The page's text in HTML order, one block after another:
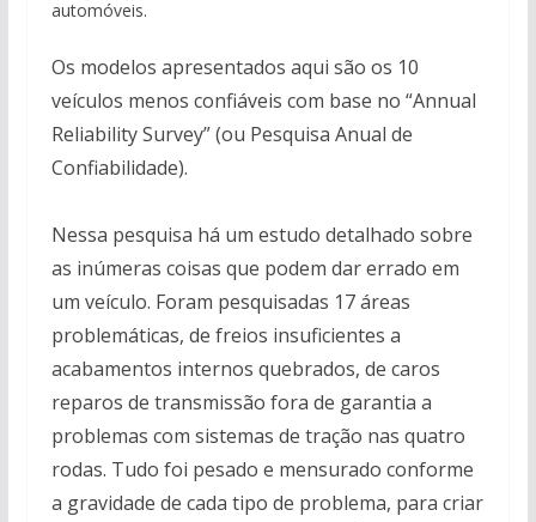
automóveis.
Os modelos apresentados aqui são os 10
veículos menos confiáveis ​​com base no “Annual
Reliability Survey” (ou Pesquisa Anual de
Confiabilidade).
Nessa pesquisa há um estudo detalhado sobre
as inúmeras coisas que podem dar errado em
um veículo. Foram pesquisadas 17 áreas
problemáticas, de freios insuficientes a
acabamentos internos quebrados, de caros
reparos de transmissão fora de garantia a
problemas com sistemas de tração nas quatro
rodas. Tudo foi pesado e mensurado conforme
a gravidade de cada tipo de problema, para criar